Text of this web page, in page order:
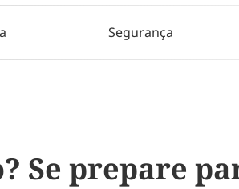
Segurança
Se prepare